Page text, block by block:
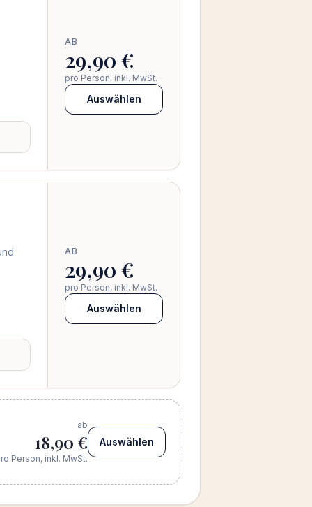
AB
29,90 €
pro Person, inkl. MwSt.
Auswählen
AB
29,90 €
pro Person, inkl. MwSt.
Auswählen
ab
18,90 €
Person, inkl. MwSt.
Auswählen